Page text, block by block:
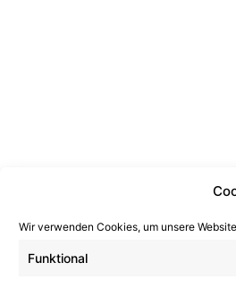
Wir verwenden Cookies, um unsere
Funktional